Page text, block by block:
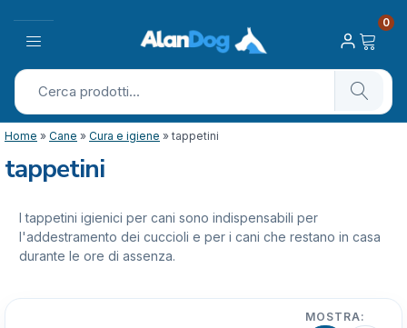
0
Home » Cane » Cura e igiene » tappetini
tappetini
I tappetini igienici per cani sono indispensabili per
l'addestramento dei cuccioli e per i cani che restano in casa
durante le ore di assenza.
MOSTRA: